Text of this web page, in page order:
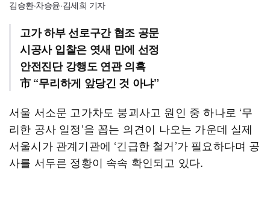
김승환·차승윤·김세희 기자
고가 하부 선로구간 협조 공문
시공사 입찰은 엿새 만에 선정
안전진단 강행도 연관 의혹
市 “무리하게 앞당긴 것 아냐”
서울 서소문 고가차도 붕괴사고 원인 중 하나로 ‘무
리한 공사 일정’을 꼽는 의견이 나오는 가운데 실제
서울시가 관계기관에 ‘긴급한 철거’가 필요하다며 공
사를 서두른 정황이 속속 확인되고 있다.